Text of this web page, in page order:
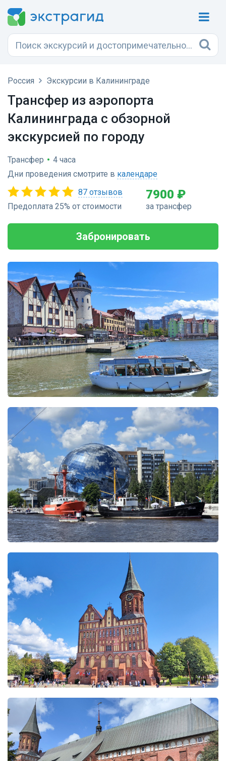
Россия Экскурсии в Калининграде
Трансфер из аэропорта
Калининграда с обзорной
экскурсией по городу
Трансфер • 4 часа
Дни проведения смотрите в календаре
87 отзывов
Предоплата 25% от стоимости
7900 ₽
за трансфер
Забронировать